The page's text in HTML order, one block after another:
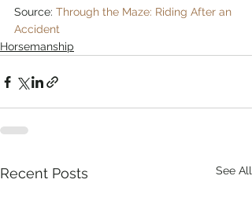
Source: Through the Maze: Riding After an
Accident
Horsemanship
Recent Posts See All